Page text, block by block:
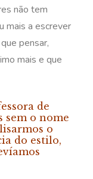
não tem
mais a escrever
pensar,
mais e que
de
sem o nome
o
do estilo,